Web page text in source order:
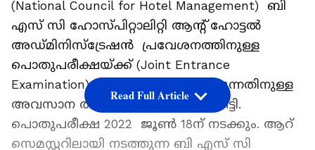
(National Council for Hotel Management) ബി
എസ് സി ഹോസ്‌പിറ്റാലിറ്റി ആന്റ് ഹോട്ടൽ
അഡ്‌മിനിസ്‌ട്രേഷൻ പ്രവേശനത്തിനുള്ള
പൊതുപരീക്ഷയ്ക്ക് (Joint Entrance
Examination) അപേക്ഷ സമർപ്പിക്കുന്നതിനുള്ള
അവസാന തീയതി മെയ് 16 വരെ നീട്ടി.
പൊതുപരീക്ഷ 2022 ജൂൺ 18ന് നടക്കും. ആറ്
സെമസ്റ്ററിലായി നടത്തുന്ന ബി എസ് സി
Read Full Article